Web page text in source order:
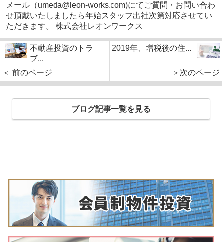
メール（umeda@leon-works.com)にてご質問・お問い合わ
せ頂戴いたしましたら年始スタッフ出社次第対応させてい
ただきます。 株式会社レオンワークス
不動産投資のトラ
ブ...
＜ 前のページ
2019年、増税後の住...
＞次のページ
ブログ記事一覧を見る